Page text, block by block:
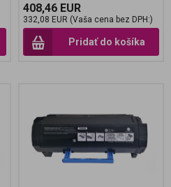
408,46 EUR
332,08 EUR (Vaša cena bez DPH:)
Pridať do košíka